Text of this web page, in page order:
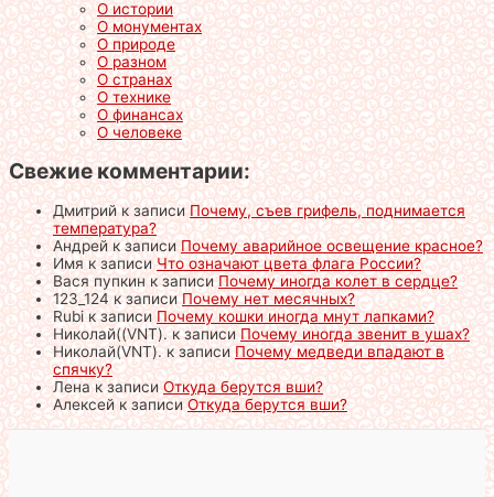
О истории
О монументах
О природе
О разном
О странах
О технике
О финансах
О человеке
Свежие комментарии:
Дмитрийк записиПочему, съев грифель, поднимается
температура?
Андрейк записиПочему аварийное освещение красное?
Имяк записиЧто означают цвета флага России?
Вася пупкинк записиПочему иногда колет в сердце?
123_124к записиПочему нет месячных?
Rubiк записиПочему кошки иногда мнут лапками?
Николай((VNT).к записиПочему иногда звенит в ушах?
Николай(VNT).к записиПочему медведи впадают в
спячку?
Ленак записиОткуда берутся вши?
Алексейк записиОткуда берутся вши?